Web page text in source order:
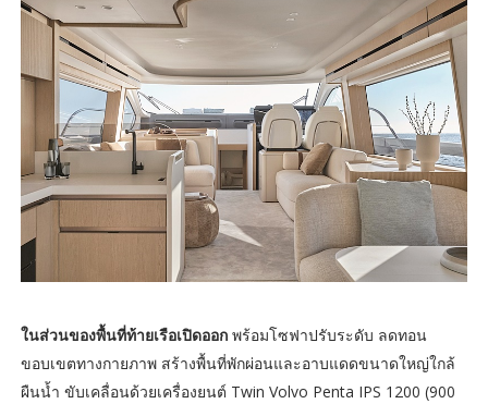
ในส่วนของพื้นที่ท้ายเรือเปิดออกพร้อมโซฟาปรับระดับ ลดทอน
ขอบเขตทางกายภาพ สร้างพื้นที่พักผ่อนและอาบแดดขนาดใหญ่ใกล้
ผืนน้ำ ขับเคลื่อนด้วยเครื่องยนต์ Twin Volvo Penta IPS 1200 (900